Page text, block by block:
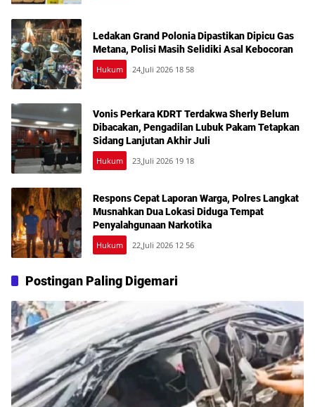
Ledakan Grand Polonia Dipastikan Dipicu Gas
Metana, Polisi Masih Selidiki Asal Kebocoran
Hukum 24,Juli 2026 18 58
Vonis Perkara KDRT Terdakwa Sherly Belum
Dibacakan, Pengadilan Lubuk Pakam Tetapkan
Sidang Lanjutan Akhir Juli
Hukum 23,Juli 2026 19 18
Respons Cepat Laporan Warga, Polres Langkat
Musnahkan Dua Lokasi Diduga Tempat
Penyalahgunaan Narkotika
Hukum 22,Juli 2026 12 56
Postingan Paling Digemari